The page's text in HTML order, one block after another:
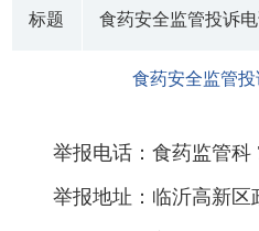
标题 食药安全监管投诉
食药安全监管
举报电话：食药监管科
举报地址：临沂高新区